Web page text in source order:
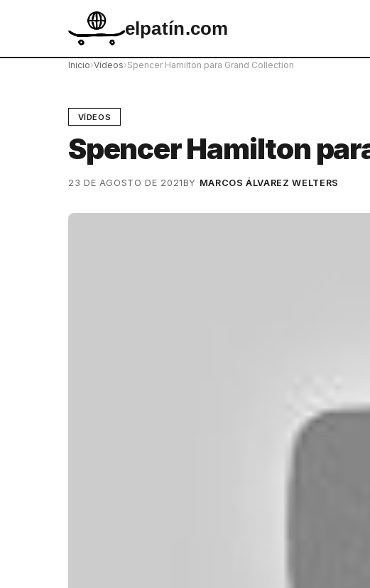
elpatín.com
Inicio›Vídeos›Spencer Hamilton para Grand Collection
VÍDEOS
Spencer Hamilton
23 DE AGOSTO DE 2021BY MARCOS ÁLVAREZ WELTERS